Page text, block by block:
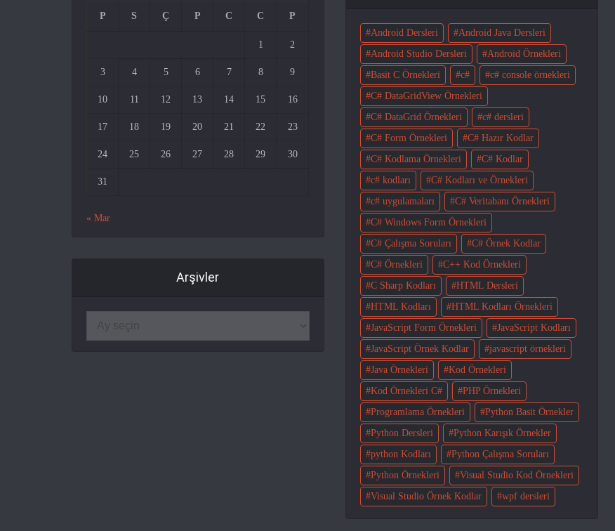
P S Ç P C C P
1 2
3 4 5 6 7 8 9
10 11 12 13 14 15 16
17 18 19 20 21 22 23
24 25 26 27 28 29 30
31
« Mar
Arşivler
Android Dersleri
Android Java Dersleri
Android Studio Dersleri
Android Örnekleri
Basit C Örnekleri
c#
c# console örnekleri
C# DataGridView Örnekleri
C# DataGrid Örnekleri
c# dersleri
C# Form Örnekleri
C# Hazır Kodlar
C# Kodlama Örnekleri
C# Kodlar
c# kodları
C# Kodları ve Örnekleri
c# uygulamaları
C# Veritabanı Örnekleri
C# Windows Form Örnekleri
C# Çalışma Soruları
C# Örnek Kodlar
C# Örnekleri
C++ Kod Örnekleri
C Sharp Kodları
HTML Dersleri
HTML Kodları
HTML Kodları Örnekleri
JavaScript Form Örnekleri
JavaScript Kodları
JavaScript Örnek Kodlar
javascript örnekleri
Java Örnekleri
Kod Örnekleri
Kod Örnekleri C#
PHP Örnekleri
Programlama Örnekleri
Python Basit Örnekler
Python Dersleri
Python Karışık Örnekler
python Kodları
Python Çalışma Soruları
Python Örnekleri
Visual Studio Kod Örnekleri
Visual Studio Örnek Kodlar
wpf dersleri